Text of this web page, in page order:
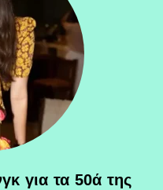
για τα 50ά της